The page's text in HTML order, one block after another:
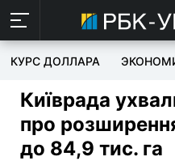
КУРС ДОЛЛАРА
Київрада
про
до 84,9 тис. га